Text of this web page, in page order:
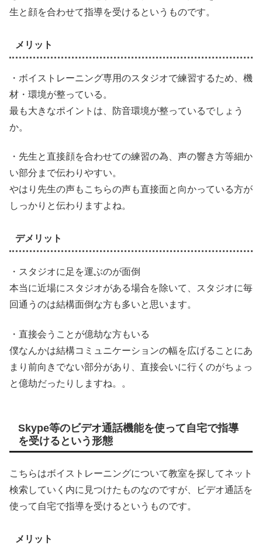
生と顔を合わせて指導を受けるというものです。
メリット
・ボイストレーニング専用のスタジオで練習するため、機
材・環境が整っている。
最も大きなポイントは、防音環境が整っているでしょう
か。
・先生と直接顔を合わせての練習の為、声の響き方等細か
い部分まで伝わりやすい。
やはり先生の声もこちらの声も直接面と向かっている方が
しっかりと伝わりますよね。
デメリット
・スタジオに足を運ぶのが面倒
本当に近場にスタジオがある場合を除いて、スタジオに毎
回通うのは結構面倒な方も多いと思います。
・直接会うことが億劫な方もいる
僕なんかは結構コミュニケーションの幅を広げることにあ
まり前向きでない部分があり、直接会いに行くのがちょっ
と億劫だったりしますね。。
Skype等のビデオ通話機能を使って自宅で指導
を受けるという形態
こちらはボイストレーニングについて教室を探してネット
検索していく内に見つけたものなのですが、ビデオ通話を
使って自宅で指導を受けるというものです。
メリット